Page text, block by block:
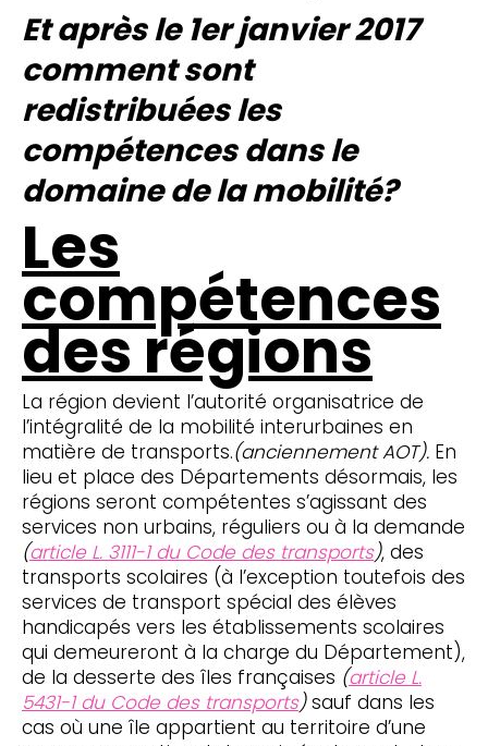
Et après le 1er janvier 2017
comment sont
redistribuées les
compétences dans le
domaine de la mobilité?
Les
compétences
des régions
La région devient l’autorité organisatrice de
l’intégralité de la mobilité interurbaines en
matière de transports.(anciennement AOT). En
lieu et place des Départements désormais, les
régions seront compétentes s’agissant des
services non urbains, réguliers ou à la demande
(article L. 3111-1 du Code des transports), des
transports scolaires (à l’exception toutefois des
services de transport spécial des élèves
handicapés vers les établissements scolaires
qui demeureront à la charge du Département),
de la desserte des îles françaises (article L.
5431-1 du Code des transports)sauf dans les
cas où une île appartient au territoire d’une